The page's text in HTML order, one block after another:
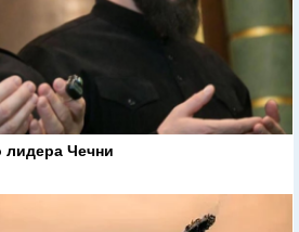
лидера Чечни